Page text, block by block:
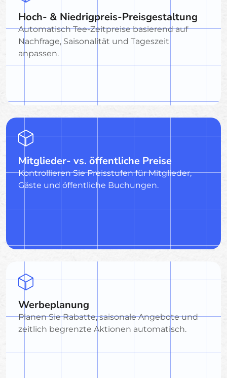
Hoch- & Niedrigpreis-Preisgestaltung
Automatisch Tee-Zeitpreise basierend auf
Nachfrage, Saisonalität und Tageszeit
anpassen.
Mitglieder- vs. öffentliche Preise
Kontrollieren Sie Preisstufen für Mitglieder,
Gäste und öffentliche Buchungen.
Werbeplanung
Planen Sie Rabatte, saisonale Angebote und
zeitlich begrenzte Aktionen automatisch.